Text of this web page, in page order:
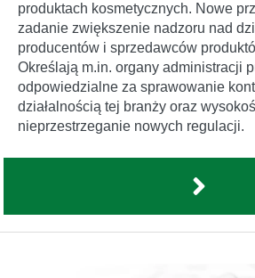
produktach kosmetycznych. Nowe
zadanie zwiększenie nadzoru nad
producentów i sprzedawców
Określają m.in. organy administracji
odpowiedzialne za sprawowanie
działalnością tej branży oraz
nieprzestrzeganie nowych regulacji.